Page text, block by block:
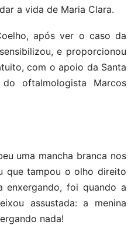
a vida de Maria Clara.
após ver o caso da
e proporcionou
com o apoio da Santa
oftalmologista Marcos
uma mancha branca nos
que tampou o olho direito
enxergando, foi quando a
assustada: a menina
nada!